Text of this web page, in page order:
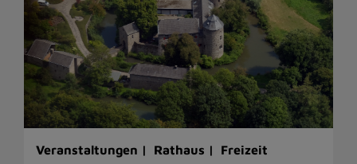
Veranstaltungen | Rathaus | Freizeit